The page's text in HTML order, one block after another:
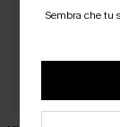
Sembra che tu
20%